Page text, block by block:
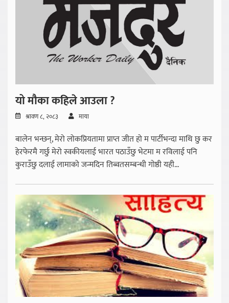
यो मौका कहिले आउला ?
श्रावण ८, २०८३ माया
बालेन भन्छन्, मेरो लोकप्रियतामा प्राप्त जीत हो म पार्टीभन्दा माथि छु कर
हेरफेरमै गर्छु मेरो स्वकीयलाई भारत पठाउँछु भेटमा म रविलाई पनि
कुराउँछु दलाई लामाको जन्मदिन तिब्वतसम्बन्धी गोष्ठी यही...